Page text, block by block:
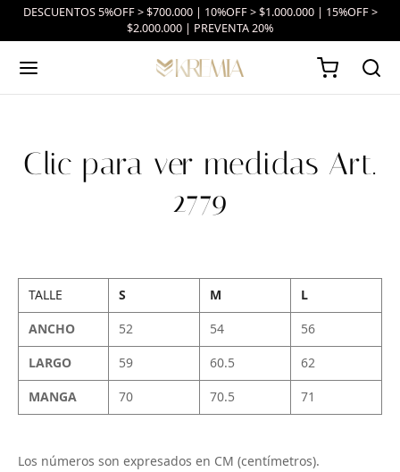
DESCUENTOS 5%OFF > $700.000 | 10%OFF > $1.000.000 | 15%OFF >
$2.000.000 | PREVENTA 20%
Clic para ver medidas Art.
2779
TALLE S M
L
ANCHO
52 54
56
LARGO
59 60.5
62
MANGA
70 70.5 71
Los números son expresados en CM (centímetros).